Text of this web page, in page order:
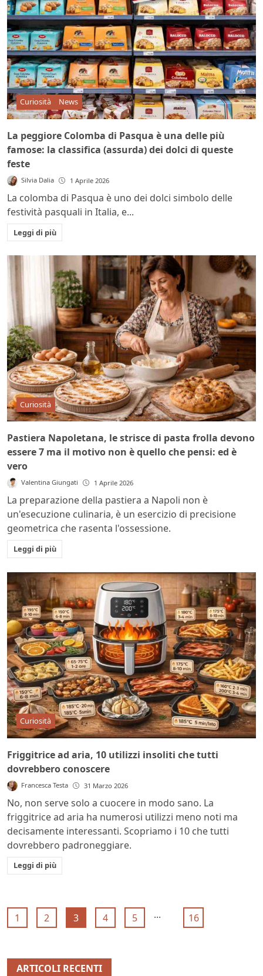
Curiosità News
La peggiore Colomba di Pasqua è una delle più
famose: la classifica (assurda) dei dolci di queste
feste
Silvia Dalia 1 Aprile 2026
La colomba di Pasqua è uno dei dolci simbolo delle
festività pasquali in Italia, e...
Leggi di più
Curiosità
Pastiera Napoletana, le strisce di pasta frolla devono
essere 7 ma il motivo non è quello che pensi: ed è
vero
Valentina Giungati 1 Aprile 2026
La preparazione della pastiera a Napoli non è
un'esecuzione culinaria, è un esercizio di precisione
geometrica che rasenta l'ossessione.
Leggi di più
Curiosità
Friggitrice ad aria, 10 utilizzi insoliti che tutti
dovrebbero conoscere
Francesca Testa 31 Marzo 2026
No, non serve solo a cuocere in modo sano. La
friggitrice ad aria ha numerosi utilizzi meno noti ma
decisamente interessanti. Scopriamo i 10 che tutti
dovrebbero padroneggiare.
Leggi di più
1 2 3 4 5 ... 16
ARTICOLI RECENTI